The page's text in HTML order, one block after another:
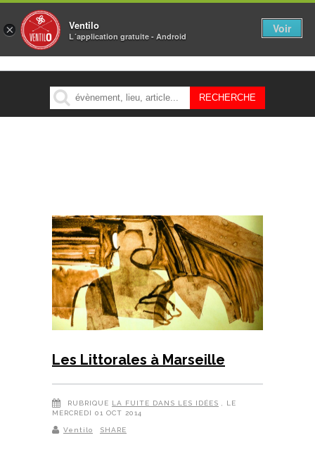
MENU
Les Littorales à Marseille
RUBRIQUE LA FUITE DANS LES IDÉES
, LE
MERCREDI 01 OCT 2014
Ventilo SHARE
× Ventilo
L´application gratuite - Android
Voir